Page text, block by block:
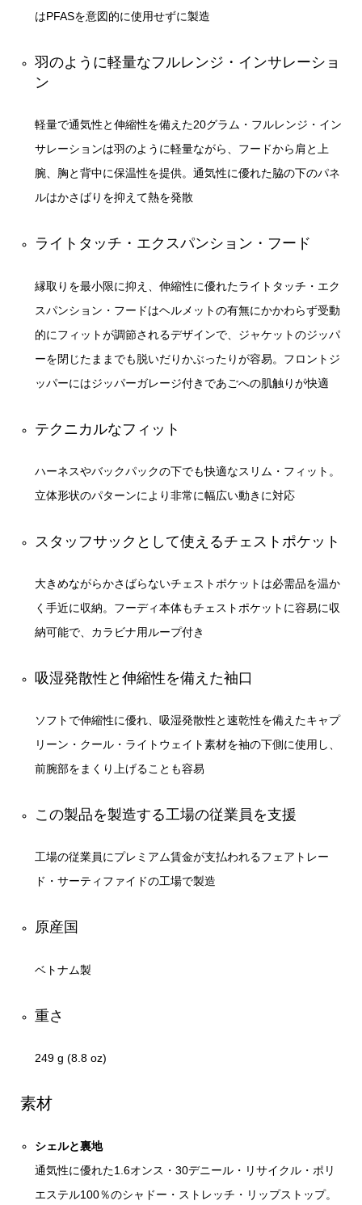
はPFASを意図的に使用せずに製造
羽のように軽量なフルレンジ・インサレーショ
ン
軽量で通気性と伸縮性を備えた20グラム・フルレンジ・イン
サレーションは羽のように軽量ながら、フードから肩と上
腕、胸と背中に保温性を提供。通気性に優れた脇の下のパネ
ルはかさばりを抑えて熱を発散
ライトタッチ・エクスパンション・フード
縁取りを最小限に抑え、伸縮性に優れたライトタッチ・エク
スパンション・フードはヘルメットの有無にかかわらず受動
的にフィットが調節されるデザインで、ジャケットのジッパ
ーを閉じたままでも脱いだりかぶったりが容易。フロントジ
ッパーにはジッパーガレージ付きであごへの肌触りが快適
テクニカルなフィット
ハーネスやバックパックの下でも快適なスリム・フィット。
立体形状のパターンにより非常に幅広い動きに対応
スタッフサックとして使えるチェストポケット
大きめながらかさばらないチェストポケットは必需品を温か
く手近に収納。フーディ本体もチェストポケットに容易に収
納可能で、カラビナ用ループ付き
吸湿発散性と伸縮性を備えた袖口
ソフトで伸縮性に優れ、吸湿発散性と速乾性を備えたキャプ
リーン・クール・ライトウェイト素材を袖の下側に使用し、
前腕部をまくり上げることも容易
この製品を製造する工場の従業員を支援
工場の従業員にプレミアム賃金が支払われるフェアトレー
ド・サーティファイドの工場で製造
原産国
ベトナム製
重さ
249 g (8.8 oz)
素材
シェルと裏地
通気性に優れた1.6オンス・30デニール・リサイクル・ポリ
エステル100％のシャドー・ストレッチ・リップストップ。